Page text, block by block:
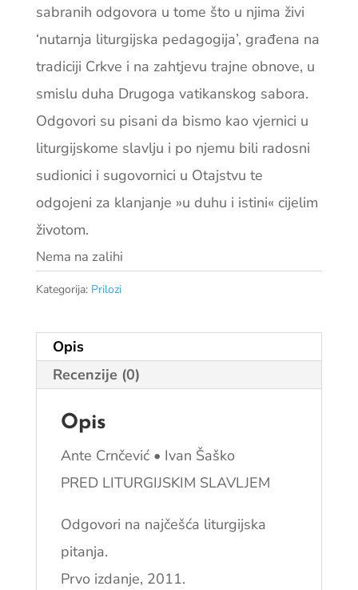
sabranih odgovora u tome što u njima živi
‘nutarnja liturgijska pedagogija’, građena na
tradiciji Crkve i na zahtjevu trajne obnove, u
smislu duha Drugoga vatikanskog sabora.
Odgovori su pisani da bismo kao vjernici u
liturgijskome slavlju i po njemu bili radosni
sudionici i sugovornici u Otajstvu te
odgojeni za klanjanje »u duhu i istini« cijelim
životom.
Nema na zalihi
Kategorija: Prilozi
Opis
Recenzije (0)
Opis
Ante Crnčević • Ivan Šaško
PRED LITURGIJSKIM SLAVLJEM
Odgovori na najčešća liturgijska
pitanja.
Prvo izdanje, 2011.